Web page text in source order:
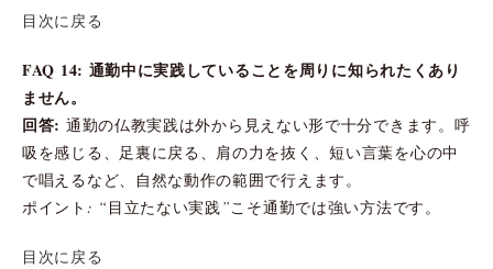
目次に戻る
FAQ 14: 通勤中に実践していることを周りに知られたくあり
ません。
回答: 通勤の仏教実践は外から見えない形で十分できます。呼
吸を感じる、足裏に戻る、肩の力を抜く、短い言葉を心の中
で唱えるなど、自然な動作の範囲で行えます。
ポイント: “目立たない実践”こそ通勤では強い方法です。
目次に戻る